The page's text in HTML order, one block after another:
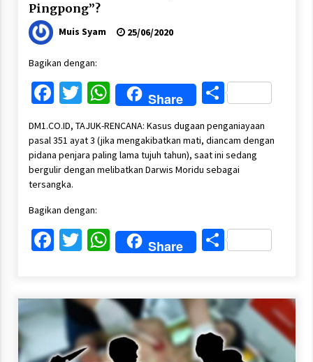
Pingpong”?
Muis Syam 25/06/2020
Bagikan dengan:
Facebook
Twitter
WhatsApp
Share Share
DM1.CO.ID, TAJUK-RENCANA: Kasus dugaan penganiayaan
pasal 351 ayat 3 (jika mengakibatkan mati, diancam dengan
pidana penjara paling lama tujuh tahun), saat ini sedang
bergulir dengan melibatkan Darwis Moridu sebagai
tersangka.
Bagikan dengan:
Facebook
Twitter
WhatsApp
Share Share